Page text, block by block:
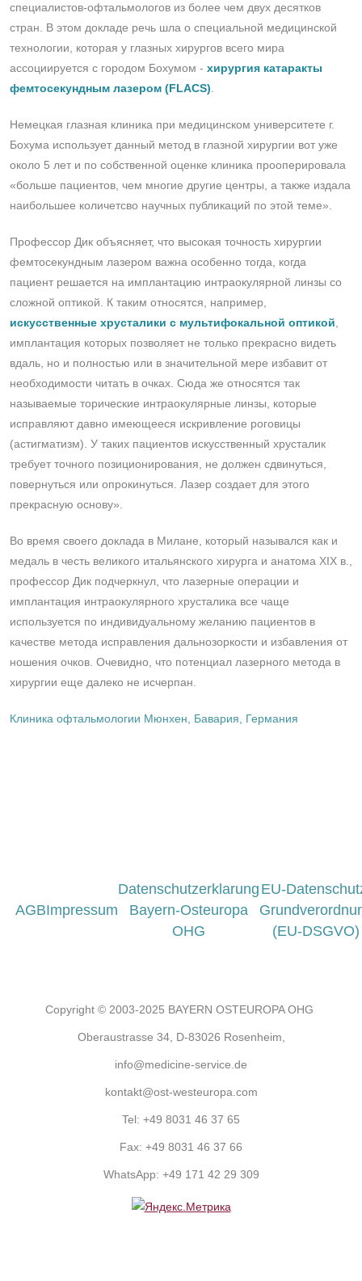
специалистов-офтальмологов из более чем двух десятков
стран. В этом докладе речь шла о специальной медицинской
технологии, которая у глазных хирургов всего мира
ассоциируется с городом Бохумом - хирургия катаракты
фемтосекундным лазером (FLACS)
Немецкая глазная клиника при медицинском университете г.
Бохума использует данный метод в глазной хирургии вот уже
около 5 лет и по собственной оценке клиника прооперировала
«больше пациентов, чем многие другие центры, а также издала
наибольшее количетсво научных публикаций по этой теме».
Профессор Дик объясняет, что высокая точность хирургии
фемтосекундным лазером важна особенно тогда, когда
пациент решается на имплантацию интраокулярной линзы со
сложной оптикой. К таким относятся, например,
искусственные хрусталики с мультифокальной оптикой
имплантация которых позволяет не только прекрасно видеть
вдаль, но и полностью или в значительной мере избавит от
необходимости читать в очках. Сюда же относятся так
называемые торические интраокулярные линзы, которые
исправляют давно имеющееся искривление роговицы
(астигматизм). У таких пациентов искусственный хрусталик
требует точного позиционирования, не должен сдвинуться,
повернуться или опрокинуться. Лазер создает для этого
прекрасную основу».
Во время своего доклада в Милане, который назывался как и
медаль в честь великого итальянского хирурга и анатома XIX в.,
профессор Дик подчеркнул, что лазерные операции и
имплантация интраокулярного хрусталика все чаще
используется по индивидуальному желанию пациентов в
качестве метода исправления дальнозоркости и избавления от
ношения очков. Очевидно, что потенциал лазерного метода в
хирургии еще далеко не исчерпан.
Клиника офтальмологии Мюнхен, Бавария, Германия
AGBImpressum
Datenschutzerklarung
Bayern-Osteuropa
OHG
EU-
(EU-DSGVO)
Copyright © 2003-2025 BAYERN OSTEUROPA OHG
Oberaustrasse 34, D-83026 Rosenheim,
info@medicine-service.de
kontakt@ost-westeuropa.com
Tel: +49 8031 46 37 65
Fax: +49 8031 46 37 66
WhatsApp: +49 171 42 29 309